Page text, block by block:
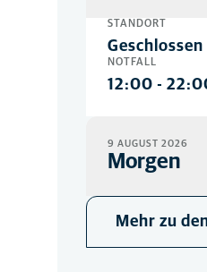
STANDORT
Geschlossen
NOTFALL
12:00 -
9 AUGUST 2026
Morgen
Geschlossen
Mehr zu